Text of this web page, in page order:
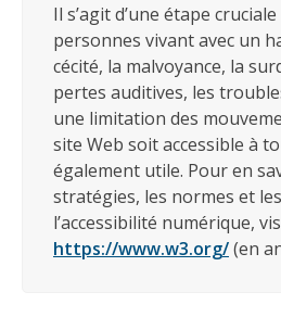
Il s’agit d’une étape
personnes vivant avec un
cécité, la malvoyance, la
pertes auditives, les
une limitation des
site Web soit accessible à
également utile. Pour en
stratégies, les normes et
l’accessibilité numérique,
https://www.w3.org/(en